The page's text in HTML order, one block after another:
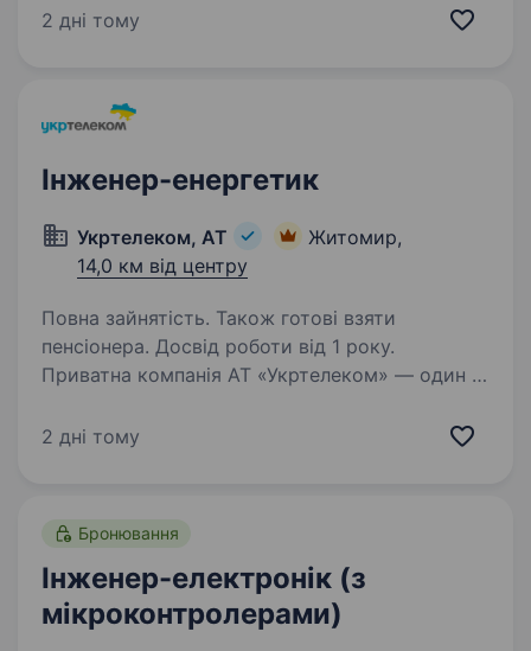
спеціалізованого діагностичного обладнання.
2 дні тому
Інженер-енергетик
Укртелеком, АТ
Житомир,
14,0 км від центру
Повна зайнятість. Також готові взяти
пенсіонера. Досвід роботи від 1 року.
Приватна компанія АТ «Укртелеком» — один із
України. Ми забезпечуємо наших клієнтів
2 дні тому
Бронювання
Інженер-електронік (з
мікроконтролерами)